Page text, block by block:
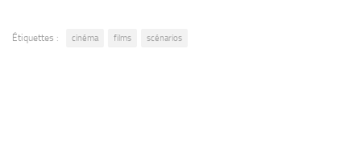
Étiquettes : cinéma films scénarios